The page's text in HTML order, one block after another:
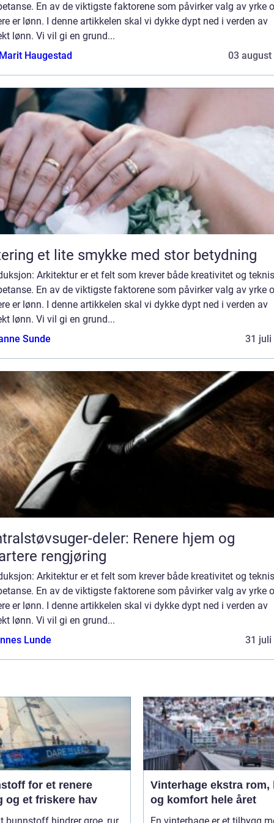
En av de viktigste faktorene som påvirker valg av yrke
er lønn. I denne artikkelen skal vi dykke dypt ned i verden av
lønn. Vi vil gi en grund...
Haugestad
03 august
Giftering et lite smykke med stor betydning
Arkitektur er et felt som krever både kreativitet og
En av de viktigste faktorene som påvirker valg av yrke
er lønn. I denne artikkelen skal vi dykke dypt ned i verden av
lønn. Vi vil gi en grund...
Sunde
31 juli
deler: Renere hjem og
rengjøring
Arkitektur er et felt som krever både kreativitet og
En av de viktigste faktorene som påvirker valg av yrke
er lønn. I denne artikkelen skal vi dykke dypt ned i verden av
lønn. Vi vil gi en grund...
Lunde
31 juli
for et renere
og et friskere hav
Vinterhage ekstra rom, lys
og komfort hele året